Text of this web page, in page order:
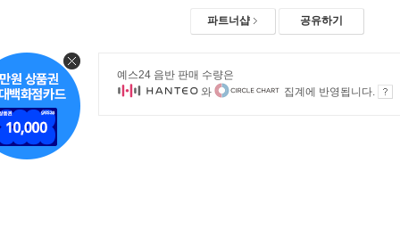
파트너샵 공유하기
예스24 음반 판매 수량은
와
집계에 반영됩니다.